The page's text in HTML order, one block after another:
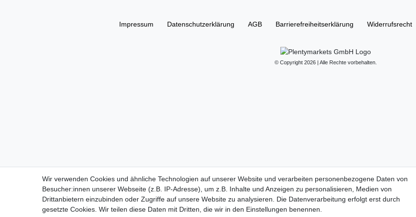
Impressum Daten­schutz­erklärung AGB Barrierefreiheitserklärung Widerrufs­recht
© Copyright 2026 | Alle Rechte vorbehalten.
Wir verwenden Cookies und ähnliche Technologien auf unserer Website und verarbeiten personenbezogene Daten von
Besucher:innen unserer Webseite (z.B. IP-Adresse), um z.B. Inhalte und Anzeigen zu personalisieren, Medien von
Drittanbietern einzubinden oder Zugriffe auf unsere Website zu analysieren. Die Datenverarbeitung erfolgt erst durch
gesetzte Cookies. Wir teilen diese Daten mit Dritten, die wir in den Einstellungen benennen.